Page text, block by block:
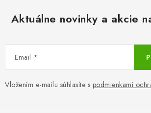
Aktuálne novinky a akcie
Email
Vložením e-mailu súhlasíte s podmienkami